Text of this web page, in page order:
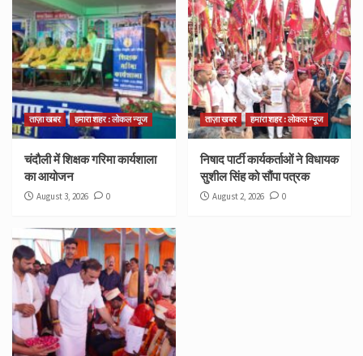
ताज़ा खबर हमारा शहर : लोकल न्यूज
चंदौली में शिक्षक गरिमा कार्यशाला
का आयोजन
August 3, 2026 0
ताज़ा खबर हमारा शहर : लोकल न्यूज
निषाद पार्टी कार्यकर्ताओं ने विधायक
सुशील सिंह को सौंपा पत्रक
August 2, 2026 0